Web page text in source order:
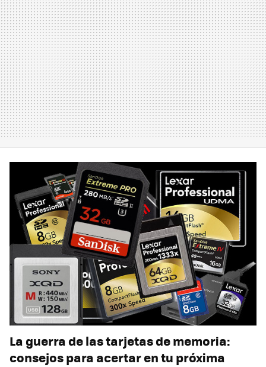
La guerra de las tarjetas de memoria:
consejos para acertar en tu próxima